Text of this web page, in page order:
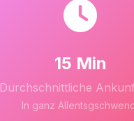
15 Min
Durchschnittliche
In ganz